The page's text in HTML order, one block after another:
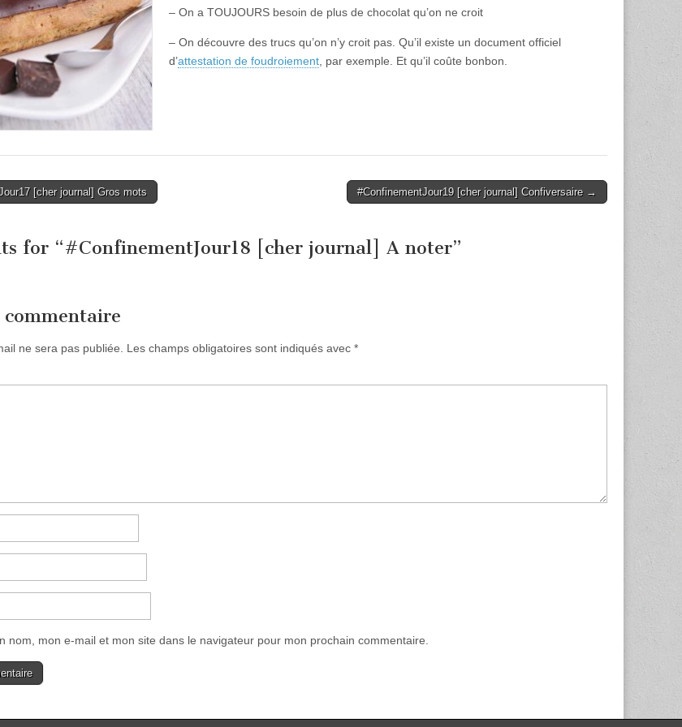
– On a TOUJOURS besoin de plus de chocolat qu’on ne croit
– On découvre des trucs qu’on n’y croit pas. Qu’il existe un document officiel
d’attestation de foudroiement , par exemple. Et qu’il coûte bonbon.
[cher journal] Gros mots #ConfinementJour19 [cher journal] Confiversaire →
for “#ConfinementJour18 [cher journal] A noter”
ne sera pas publiée. Les champs obligatoires sont indiqués avec *
nom, mon e-mail et mon site dans le navigateur pour mon prochain commentaire.